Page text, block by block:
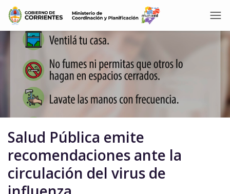
Salud Pública emite
recomendaciones ante la
circulación del virus de